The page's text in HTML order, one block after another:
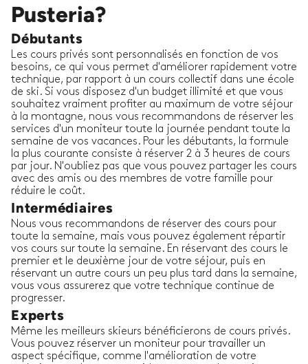
Pusteria?
Débutants
Les cours privés sont personnalisés en fonction de vos
besoins, ce qui vous permet d'améliorer rapidement votre
technique, par rapport à un cours collectif dans une école
de ski. Si vous disposez d'un budget illimité et que vous
souhaitez vraiment profiter au maximum de votre séjour
à la montagne, nous vous recommandons de réserver les
services d'un moniteur toute la journée pendant toute la
semaine de vos vacances. Pour les débutants, la formule
la plus courante consiste à réserver 2 à 3 heures de cours
par jour. N'oubliez pas que vous pouvez partager les cours
avec des amis ou des membres de votre famille pour
réduire le coût.
Intermédiaires
Nous vous recommandons de réserver des cours pour
toute la semaine, mais vous pouvez également répartir
vos cours sur toute la semaine. En réservant des cours le
premier et le deuxième jour de votre séjour, puis en
réservant un autre cours un peu plus tard dans la semaine,
vous vous assurerez que votre technique continue de
progresser.
Experts
Même les meilleurs skieurs bénéficierons de cours privés.
Vous pouvez réserver un moniteur pour travailler un
aspect spécifique, comme l'amélioration de votre